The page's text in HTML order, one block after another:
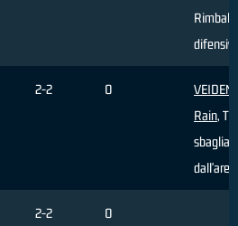
2-2 0
Rain,
dall'area
2-2 0